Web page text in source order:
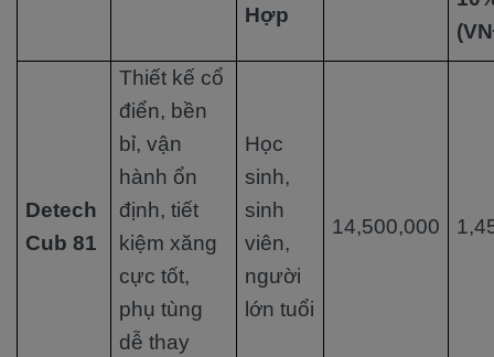
Hợp
Detech
Cub 81
Thiết kế cổ
điển, bền
bỉ, vận
hành ổn
định, tiết
kiệm xăng
cực tốt,
phụ tùng
dễ thay
Học
sinh,
sinh
viên,
người
lớn tuổi
14,500,000